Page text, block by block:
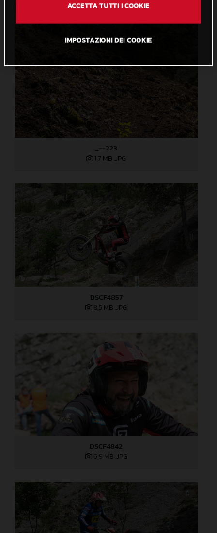
_--223
1,7 MB .JPG
DSCF4857
8,5 MB .JPG
DSCF4842
6,9 MB .JPG
ACCETTA TUTTI I COOKIE
IMPOSTAZIONI DEI COOKIE